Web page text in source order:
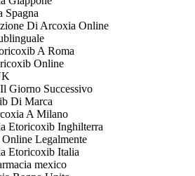
Spagna
Di Arcoxia Online
A Roma
Online
Giorno Successivo
Di Marca
A Milano
Etoricoxib Inghilterra
Legalmente
Etoricoxib Italia
mexico